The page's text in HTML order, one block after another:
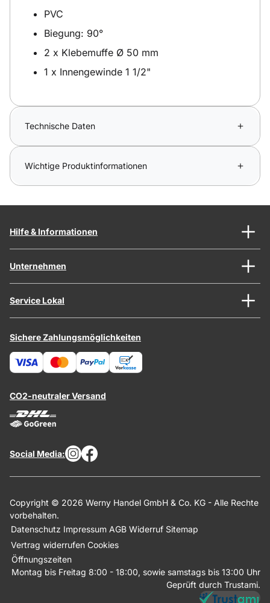
PVC
Biegung: 90°
2 x Klebemuffe Ø 50 mm
1 x Innengewinde 1 1/2"
Technische Daten
Wichtige Produktinformationen
Hilfe & Informationen
Unternehmen
Service Lokal
Sichere Zahlungsmöglichkeiten
CO2-neutraler Versand
Social Media:
Copyright © 2026 Werny Handel GmbH & Co. KG - Alle Rechte
vorbehalten.
Datenschutz Impressum AGB Widerruf Sitemap
Vertrag widerrufen Cookies
Öffnungszeiten
Montag bis Freitag 8:00 - 18:00, sowie samstags bis 13:00 Uhr
Geprüft durch Trustami.